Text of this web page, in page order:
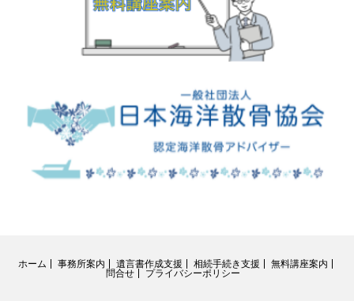
ホーム 事務所案内 遺言書作成支援 相続手続き支援
無料講座案内
問合せ
プライバシーポリシー